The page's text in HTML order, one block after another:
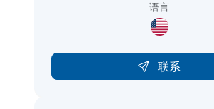
语言
联系